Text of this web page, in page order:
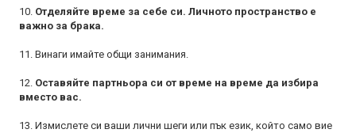
10. Отделяйте време за себе си. Личното пространство е
важно за брака.
11. Винаги имайте общи занимания.
12. Оставяйте партньора си от време на време да избира
вместо вас.
13. Измислете си ваши лични шеги или пък език, който само вие